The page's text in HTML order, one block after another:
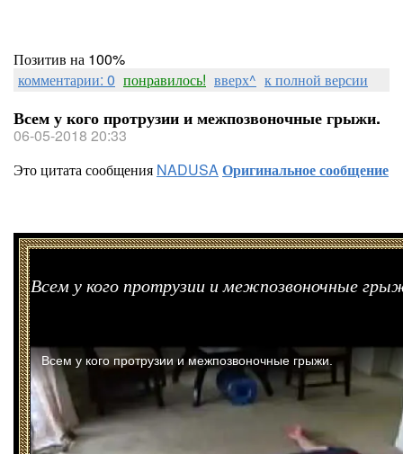
Позитив на 100%
комментарии: 0 понравилось! вверх^ к полной версии
Всем у кого протрузии и межпозвоночные грыжи.
06-05-2018 20:33
Это цитата сообщения NADUSAОригинальное сообщение
Всем у кого протрузии и межпозвоночные